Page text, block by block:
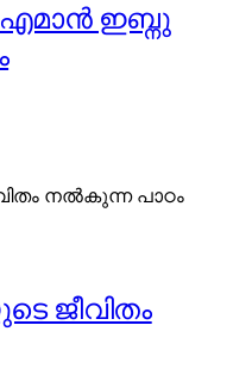
ഇബ്നു
ജീവിതം